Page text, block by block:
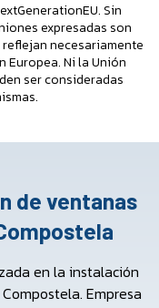
Sin
expresadas son
necesariamente
Europea. Ni la Unión
ser consideradas
de ventanas
en la instalación
Empresa